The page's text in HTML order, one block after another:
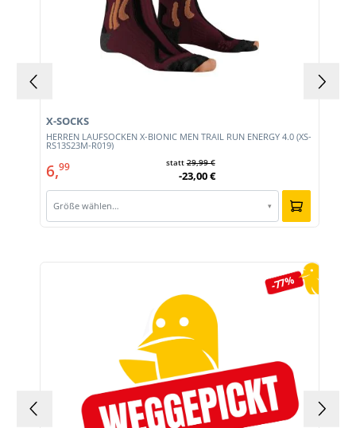
HERREN LAUFSOCKEN X-BIONIC MEN TRAIL RUN ENERGY 4.0 (XS-
RS13S23M-R019)
X-SOCKS
6,99 statt29,99 €
-23,00 €
Größe wählen… ▾
-77%